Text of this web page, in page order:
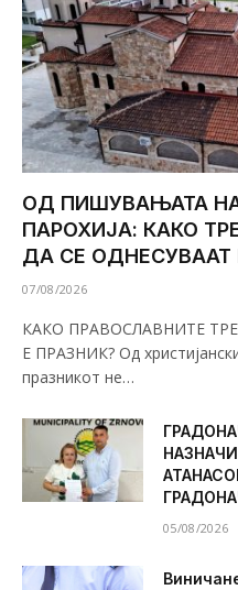
ОД ПИШУВАЊАТА
ПАРОХИЈА: КАКО
ДА СЕ ОДНЕСУВААТ
07/08/2026
КАКО ПРАВОСЛАВНИТЕ
Е ПРАЗНИК? Од
празникот не…
05/08/2026